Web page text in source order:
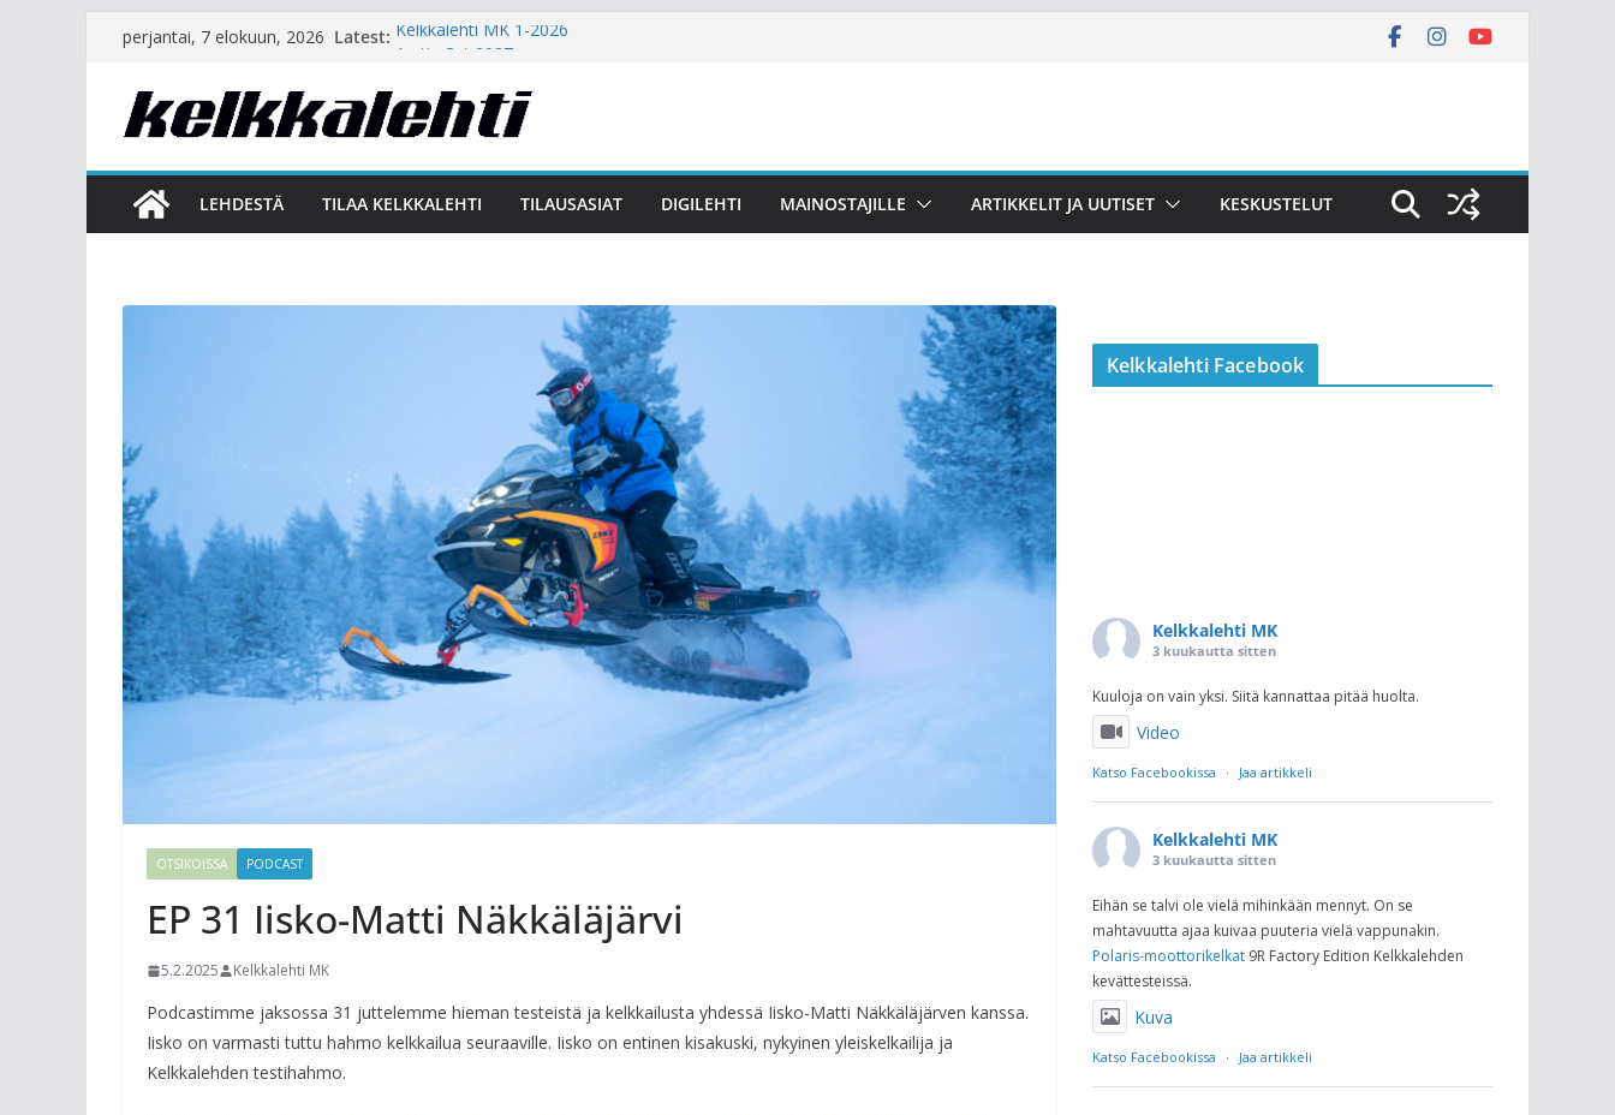
Skip
content
perjantai, 7 elokuun, 2026 Latest: Kelkkalehti MK 1-2026
Lynx 2027 – Juhlavuosi ja uusia moottoreita
Ski-Doo 2027 – 600 RR ja päivitystä kautta linjan
LEHDESTÄ TILAA KELKKALEHTI TILAUSASIAT DIGILEHTI MAINOSTAJILLE ARTIKKELIT JA UUTISET KESKUSTELUT
OTSIKOISSA PODCAST
EP 31 Iisko-Matti Näkkäläjärvi
5.2.2025 Kelkkalehti MK
Podcastimme jaksossa 31 juttelemme hieman testeistä ja kelkkailusta yhdessä Iisko-Matti Näkkäläjärven kanssa.
Iisko on varmasti tuttu hahmo kelkkailua seuraaville. Iisko on entinen kisakuski, nykyinen yleiskelkailija ja
Kelkkalehden testihahmo.
Kelkkalehti Facebook
Kelkkalehti MK
3 kuukautta sitten
Kuuloja on vain yksi. Siitä kannattaa pitää huolta.
Video
Katso Facebookissa · Jaa artikkeli
Kelkkalehti MK
3 kuukautta sitten
Eihän se talvi ole vielä mihinkään mennyt. On se
mahtavuutta ajaa kuivaa puuteria vielä vappunakin.
Polaris-moottorikelkat 9R Factory Edition Kelkkalehden
kevättesteissä.
Kuva
Katso Facebookissa · Jaa artikkeli